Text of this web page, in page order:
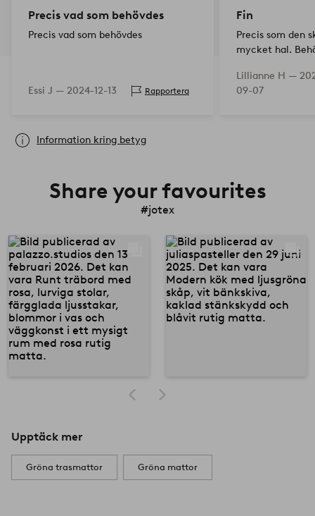
Precis vad som behövdes
Precis vad som behövdes
Essi J — 2024-12-13 Rapportera
Fin
Precis som den
mycket hal.
ut
Lillianne H —
09-07
Information kring betyg
Share your favourites
#jotex
Upptäck mer
Gröna trasmattor Gröna mattor